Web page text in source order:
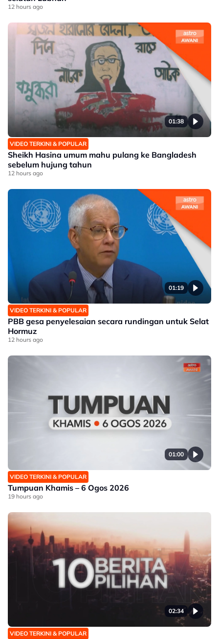
12 hours ago
01:38
VIDEO TERKINI & POPULAR
Sheikh Hasina umum mahu pulang ke Bangladesh
sebelum hujung tahun
12 hours ago
01:19
VIDEO TERKINI & POPULAR
PBB gesa penyelesaian secara rundingan untuk Selat
Hormuz
12 hours ago
01:00
VIDEO TERKINI & POPULAR
Tumpuan Khamis – 6 Ogos 2026
19 hours ago
02:34
VIDEO TERKINI & POPULAR